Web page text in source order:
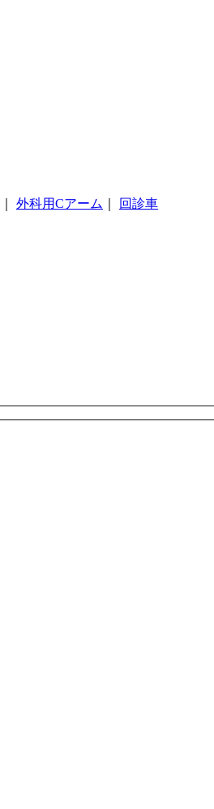
外科用Cアーム 回診車